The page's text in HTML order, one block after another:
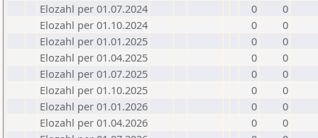
Elozahl per 01.07.2024
0
0
Elozahl per 01.10.2024
0
0
Elozahl per 01.01.2025
0
0
Elozahl per 01.04.2025
0
0
Elozahl per 01.07.2025
0
0
Elozahl per 01.10.2025
0
0
Elozahl per 01.01.2026
0
0
Elozahl per 01.04.2026
0
0